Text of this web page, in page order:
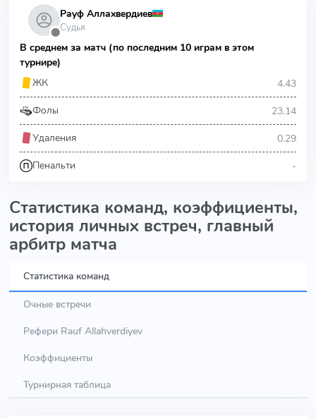
⬤
Рауф Аллахвердиев
Судья
В среднем за матч (по последним 10 играм в этом
турнире)
ЖК
4.43
Фолы 23.14
Удаления 0.29
Пенальти -
Статистика команд, коэффициенты,
история личных встреч, главный
арбитр матча
Статистика команд
Очные встречи
Рефери Rauf Allahverdiyev
Коэффициенты
Турнирная таблица